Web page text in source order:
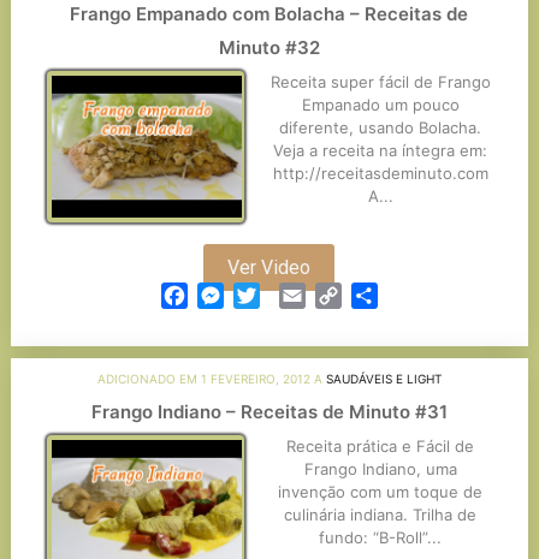
Frango Empanado com Bolacha – Receitas de
Minuto #32
Receita super fácil de Frango
Empanado um pouco
diferente, usando Bolacha.
Veja a receita na íntegra em:
http://receitasdeminuto.com
A...
Ver Video
Facebook
Messenger
TwitterEmail Copy
ADICIONADO EM 1 FEVEREIRO, 2012 A SAUDÁVEIS E LIGHT
Frango Indiano – Receitas de Minuto #31
Receita prática e Fácil de
Frango Indiano, uma
invenção com um toque de
culinária indiana. Trilha de
fundo: “B-Roll”...